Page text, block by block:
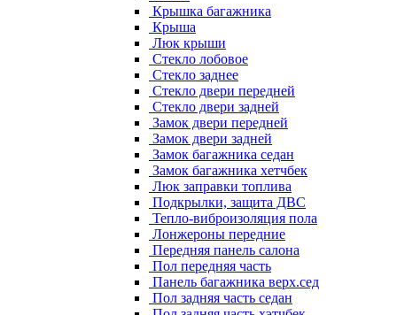
Крышка багажника
Крыша
Люк крыши
Стекло лобовое
Стекло заднее
Стекло двери передней
Стекло двери задней
Замок двери передней
Замок двери задней
Замок багажника седан
Замок багажника хетчбек
Люк заправки топлива
Подкрылки, защита ДВС
Тепло-виброизоляция пола
Лонжероны передние
Передняя панель салона
Пол передняя часть
Панель багажника верх.сед
Пол задняя часть седан